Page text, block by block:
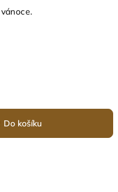
Do košíku